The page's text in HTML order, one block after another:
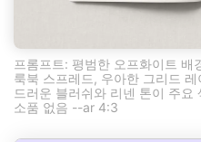
프롬프트: 평범한 오프화이트 배
룩북 스프레드, 우아한 그리드
드러운 블러쉬와 리넨 톤이 주요
소품 없음 --ar 4:3